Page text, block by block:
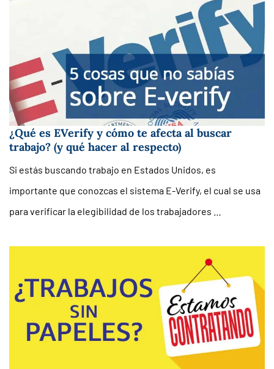
¿Qué es EVerify y cómo te afecta al buscar
trabajo? (y qué hacer al respecto)
Si estás buscando trabajo en Estados Unidos, es
importante que conozcas el sistema E-Verify, el cual se usa
para verificar la elegibilidad de los trabajadores …